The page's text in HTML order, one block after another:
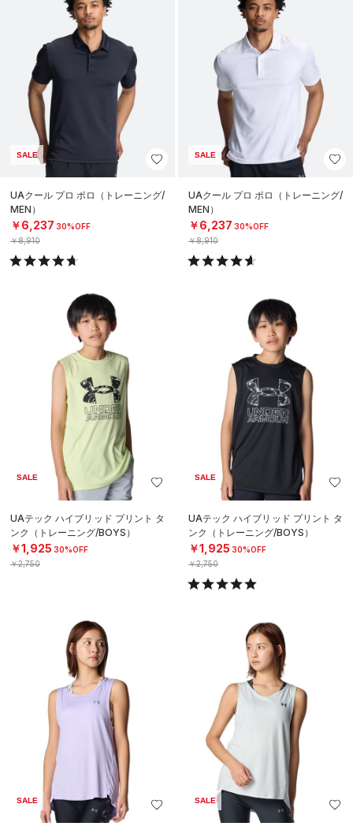
SALE
UAクール プロ ポロ（トレーニング/
MEN）
￥6,237 30%OFF
￥8,910
SALE
UAクール プロ ポロ（トレーニング/
MEN）
￥6,237 30%OFF
￥8,910
SALE
UAテック ハイブリッド プリント タ
ンク（トレーニング/BOYS）
￥1,925 30%OFF
￥2,750
SALE
UAテック ハイブリッド プリント タ
ンク（トレーニング/BOYS）
￥1,925 30%OFF
￥2,750
SALE SALE